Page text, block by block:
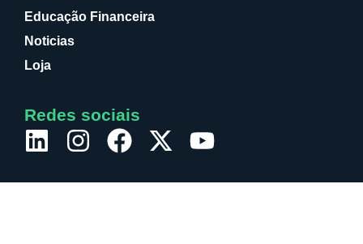
Educação Financeira
Noticias
Loja
Redes sociais